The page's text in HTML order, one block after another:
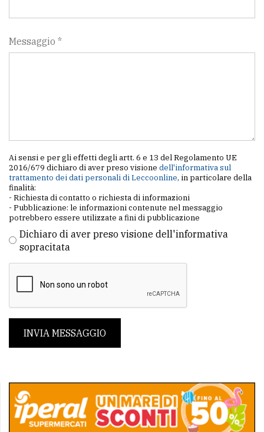
Messaggio *
Ai sensi e per gli effetti degli artt. 6 e 13 del Regolamento UE
2016/679 dichiaro di aver preso visione dell'informativa sul
trattamento dei dati personali di Leccoonline, in particolare della
finalità:
- Richiesta di contatto o richiesta di informazioni
- Pubblicazione: le informazioni contenute nel messaggio
potrebbero essere utilizzate a fini di pubblicazione
Dichiaro di aver preso visione dell'informativa
sopracitata
INVIA MESSAGGIO